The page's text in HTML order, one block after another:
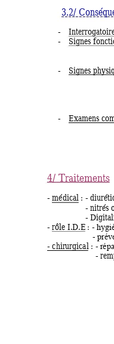
3.2/ Conséqu
-
- Signes fonct
- Signes phy
- Examens
4/ Traitements
- médical : -
- nitrés
-
- rôle I.D.E : -
-
- chirurgical : -
-